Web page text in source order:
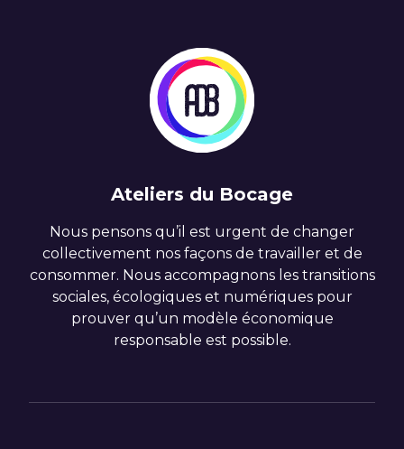
Ateliers du Bocage
Nous pensons qu’il est urgent de changer
collectivement nos façons de travailler et de
consommer. Nous accompagnons les transitions
sociales, écologiques et numériques pour
prouver qu’un modèle économique
responsable est possible.